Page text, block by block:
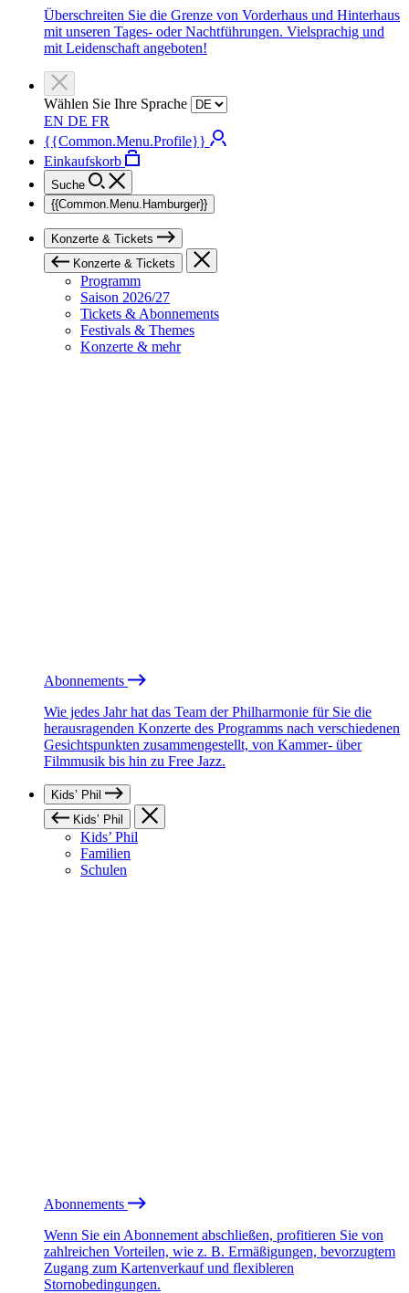
Überschreiten Sie die Grenze von Vorderhaus und Hinterhaus
mit unseren Tages- oder Nachtführungen. Vielsprachig und
mit Leidenschaft angeboten!
Wählen Sie Ihre Sprache
EN DE FR
{{Common.Menu.Profile}}
Einkaufskorb
Suche
{{Common.Menu.Hamburger}}
Konzerte & Tickets
Konzerte & Tickets
Programm
Saison 2026/27
Tickets & Abonnements
Festivals & Themes
Konzerte & mehr
Abonnements
Wie jedes Jahr hat das Team der Philharmonie für Sie die
herausragenden Konzerte des Programms nach verschiedenen
Gesichtspunkten zusammengestellt, von Kammer- über
Filmmusik bis hin zu Free Jazz.
Kids’ Phil
Kids’ Phil
Kids’ Phil
Familien
Schulen
Abonnements
Wenn Sie ein Abonnement abschließen, profitieren Sie von
zahlreichen Vorteilen, wie z. B. Ermäßigungen, bevorzugtem
Zugang zum Kartenverkauf und flexibleren
Stornobedingungen.